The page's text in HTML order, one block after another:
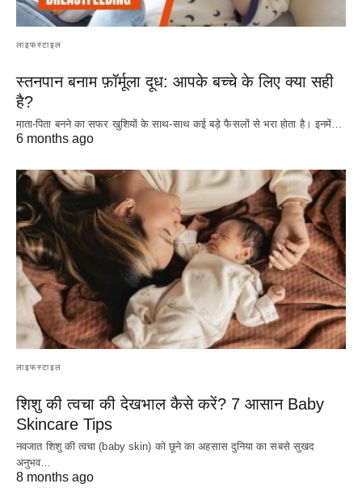
लाइफस्टाइल
स्तनपान बनाम फ़ॉर्मूला दूध: आपके बच्चे के लिए क्या सही
है?
माता-पिता बनने का सफर खुशियों के साथ-साथ कई बड़े फैसलों से भरा होता है। इनमें…
6 months ago
लाइफस्टाइल
शिशु की त्वचा की देखभाल कैसे करें? 7 आसान Baby
Skincare Tips
नवजात शिशु की त्वचा (baby skin) को छूने का अहसास दुनिया का सबसे सुखद
अनुभव…
8 months ago